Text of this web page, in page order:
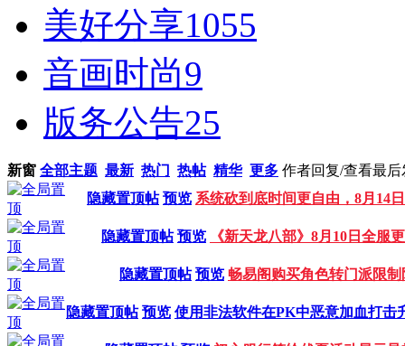
美好分享1055
音画时尚9
版务公告25
新窗 全部主题 最新 热门 热帖 精华 更多 作者回复/查看最后
隐藏置顶帖 预览 系统砍到底时间更自由，8月14
隐藏置顶帖 预览 《新天龙八部》8月10日全服
隐藏置顶帖 预览 畅易阁购买角色转门派限制
隐藏置顶帖 预览 使用非法软件在PK中恶意加血打击